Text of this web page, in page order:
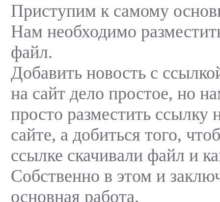
Приступим к самому
Нам необходимо
файл.
Добавить новость с
на сайт дело простое, но
просто разместить ссылку
сайте, а добиться того,
ссылке скачивали файл и
Собственно в этом и
основная работа.